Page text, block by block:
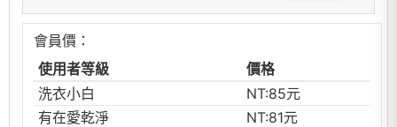
會員價：
使用者等級
價格
洗衣小白
NT:85元
有在愛乾淨
NT:81元